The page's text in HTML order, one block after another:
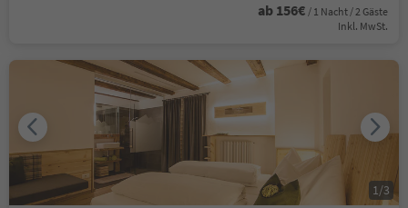
ab 156€ / 1 Nacht / 2 Gäste
Inkl. MwSt.
1/3